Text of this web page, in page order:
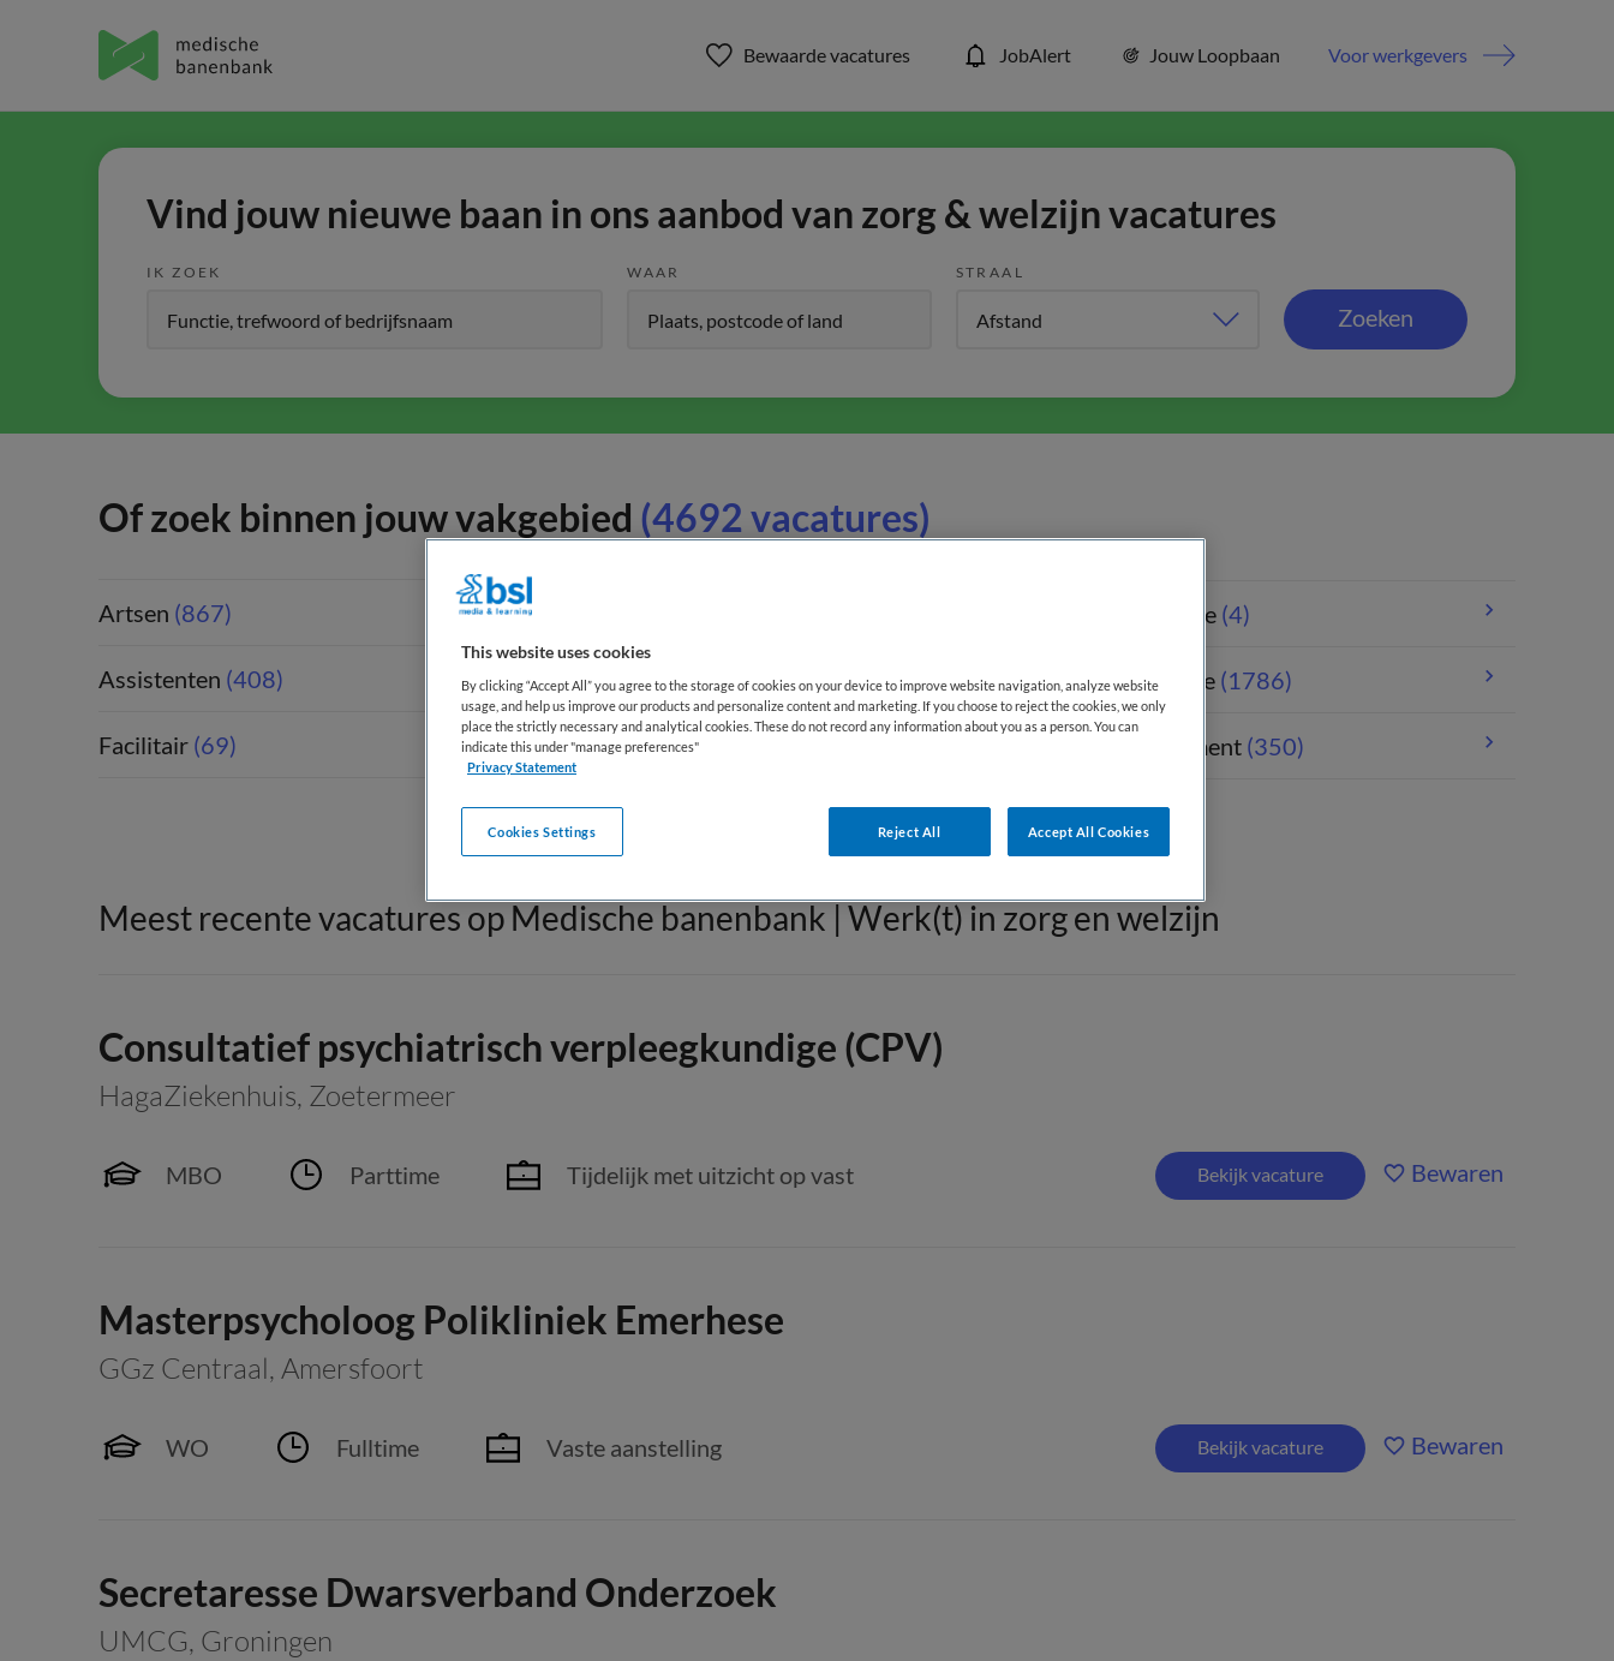
Bewaarde vacatures JobAlert Jouw Loopbaan Voor werkgevers
Vind jouw nieuwe baan in ons aanbod van zorg & welzijn vacatures
IK ZOEK WAAR STRAAL
Zoeken
Of zoek binnen jouw vakgebied (4692 vacatures)
Artsen (867)
Assistenten (408)
Facilitair (69)
Onderzoeker (16)
Paramedici
Tandheelkunde (4)
Verpleegkunde (1786)
Zorgmanagement (350)
Meest recente vacatures op Medische banenbank | Werk(t) in zorg en welzijn
Consultatief psychiatrisch verpleegkundige (CPV)
HagaZiekenhuis, Zoetermeer
MBO Parttime Tijdelijk met uitzicht op vast Bekijk vacature Bewaren
Masterpsycholoog Polikliniek Emerhese
GGz Centraal, Amersfoort
WO Fulltime Vaste aanstelling Bekijk vacature Bewaren
Secretaresse Dwarsverband Onderzoek
UMCG, Groningen
This website uses cookies
By clicking “Accept All” you agree to the storage of cookies on your device to improve website navigation, analyze website
usage, and help us improve our products and personalize content and marketing. If you choose to reject the cookies, we only
place the strictly necessary and analytical cookies. These do not record any information about you as a person. You can
indicate this under "manage preferences"
Privacy Statement
Reject All Accept All Cookies
Cookies Settings